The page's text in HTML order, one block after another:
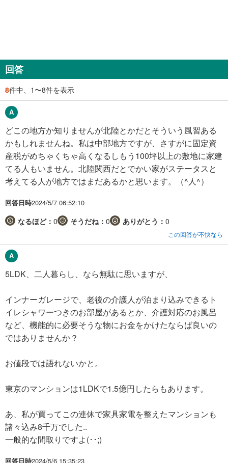
回答
8件中、1〜8件を表示
どこの地方か知りませんが北陸とかだとそういう風習ある
かもしれませんね。私は中部地方ですが、さすがに固定資
産税がめちゃくちゃ高くなるしもう100坪以上の敷地に家建
てる人もいません。北陸関西だとでかい家がステータスと
考えてる人が地方ではまだあるかと思います。（^人^）
回答日時2024/5/7 06:52:10
なるほど： 0 そうだね： 0 ありがとう： 0
この回答が不快なら
5LDK、二人暮らし、なら無駄に思いますが、
インナーガレージで、老後の介護人が泊まり込みできるト
イレシャワーつきのお部屋があるとか、介護対応のお風呂
など、機能的に必要そうな物にお金をかけたならば良いの
ではありませんか？
お値段では語れないかと。
東京のマンションは1LDKで1.5億円したらもあります。
あ、私が買ってこの連休で家具家電を整えたマンションも
諸々込み8千万でした..
一般的な間取りですよ(･･;)
回答日時2024/5/6 15:35:23